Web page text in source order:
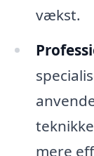
vækst.
mere